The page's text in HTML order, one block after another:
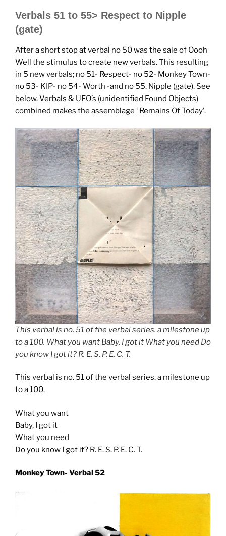
Verbals 51 to 55> Respect to Nipple
(gate)
After a short stop at verbal no 50 was the sale of Oooh
Well the stimulus to create new verbals. This resulting
in 5 new verbals; no 51- Respect- no 52- Monkey Town-
no 53- KIP- no 54- Worth -and no 55. Nipple (gate). See
below. Verbals & UFO’s (unidentified Found Objects)
combined makes the assemblage ‘ Remains Of Today’.
This verbal is no. 51 of the verbal series. a milestone up
to a 100. What you want Baby, I got it What you need Do
you know I got it? R. E. S. P. E. C. T.
This verbal is no. 51 of the verbal series. a milestone up
to a 100.
What you want
Baby, I got it
What you need
Do you know I got it? R. E. S. P. E. C. T.
Monkey Town- Verbal 52